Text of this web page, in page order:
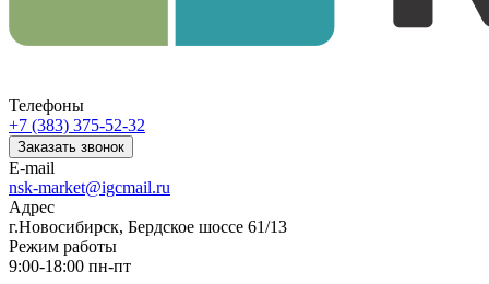
Телефоны
+7 (383) 375-52-32
Заказать звонок
E-mail
nsk-market@igcmail.ru
Адрес
г.Новосибирск, Бердское шоссе 61/13
Режим работы
9:00-18:00 пн-пт